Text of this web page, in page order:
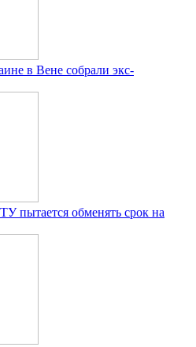
в Вене собрали экс-
пытается обменять срок на